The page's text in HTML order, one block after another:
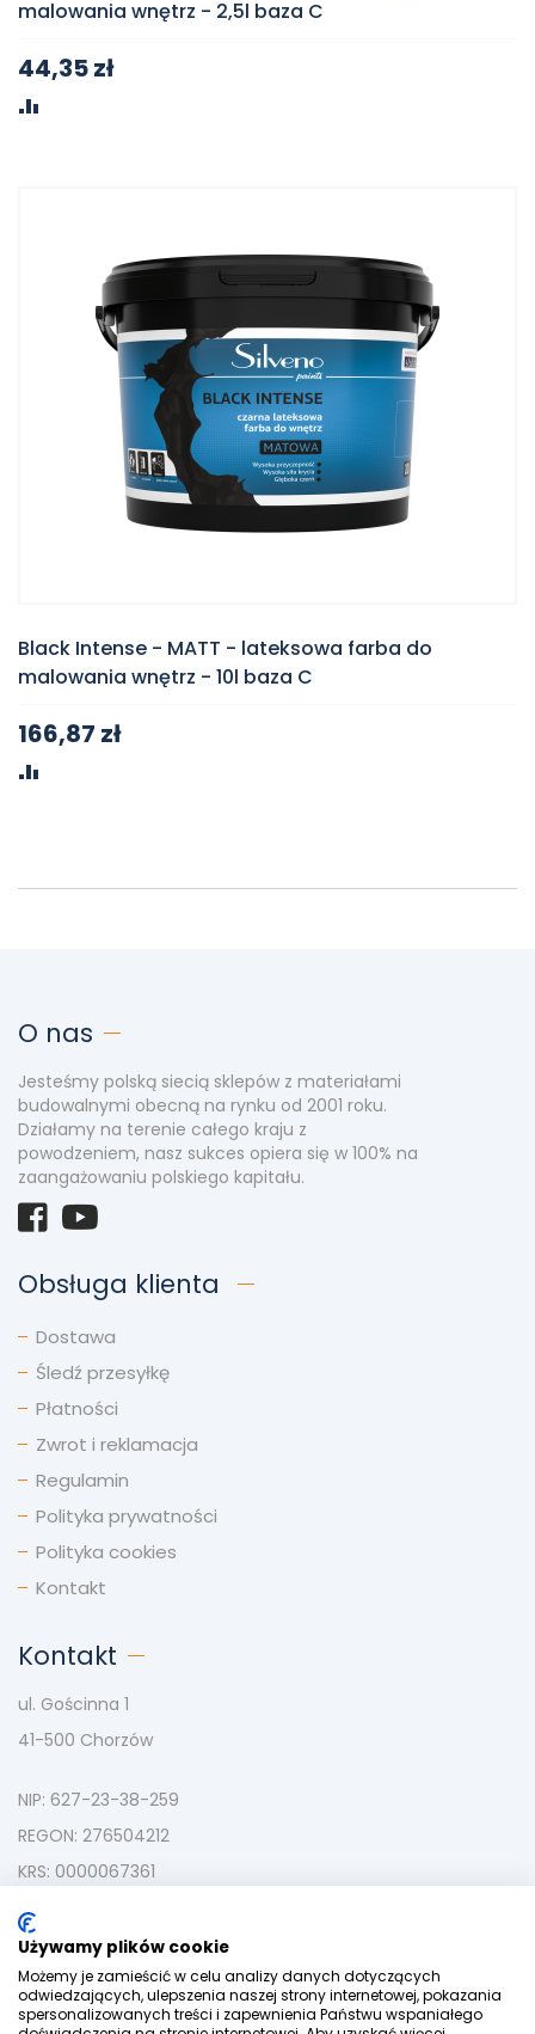
malowania wnętrz - 2,5l baza C
44,35 zł
Black Intense - MATT - lateksowa farba do
malowania wnętrz - 10l baza C
166,87 zł
O nas
Jesteśmy polską siecią sklepów z materiałami
budowalnymi obecną na rynku od 2001 roku.
Działamy na terenie całego kraju z
powodzeniem, nasz sukces opiera się w 100% na
zaangażowaniu polskiego kapitału.
Obsługa klienta
Dostawa
Śledź przesyłkę
Płatności
Zwrot i reklamacja
Regulamin
Polityka prywatności
Polityka cookies
Kontakt
Kontakt
ul. Gościnna 1
41-500 Chorzów
NIP: 627-23-38-259
REGON: 276504212
KRS: 0000067361
tel:
mail:kontakt@strefazamieszkania.pl
Używamy plików cookie
Możemy je zamieścić w celu analizy danych dotyczących
odwiedzających, ulepszenia naszej strony internetowej, pokazania
spersonalizowanych treści i zapewnienia Państwu wspaniałego